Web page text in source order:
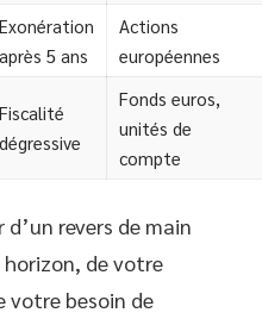
Exonération
après 5 ans
Actions
européennes
Fiscalité
dégressive
Fonds euros,
unités de
compte
revers de main
de votre
votre besoin de